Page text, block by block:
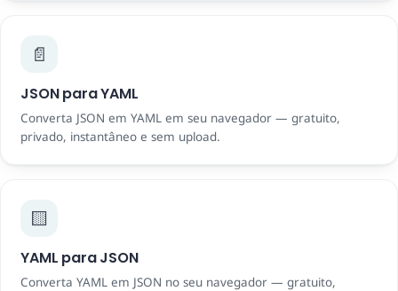
📄
JSON para YAML
Converta JSON em YAML em seu navegador — gratuito,
privado, instantâneo e sem upload.
🟨
YAML para JSON
Converta YAML em JSON no seu navegador — gratuito,